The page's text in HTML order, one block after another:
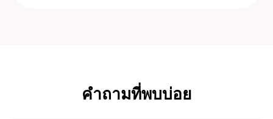
คำถามที่พบบ่อย